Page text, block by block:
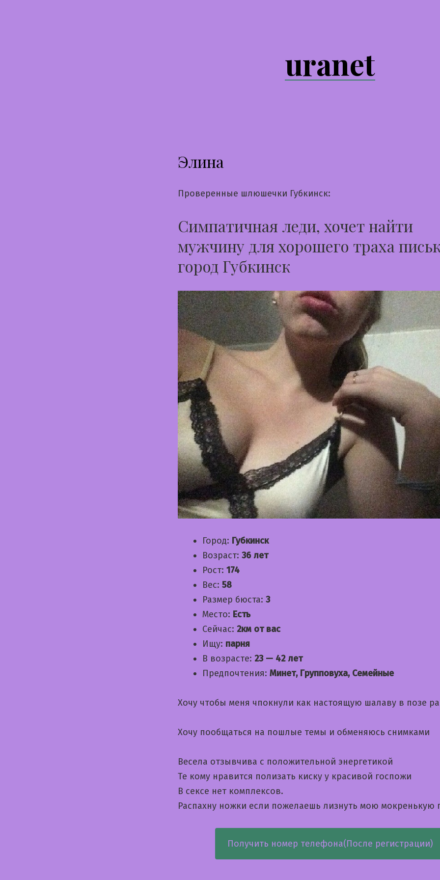
uranet
Элина
Проверенные шлюшечки Губкинск:
Симпатичная леди, хочет найти
мужчину для хорошего траха
город Губкинск
Город: Губкинск
Возраст: 36 лет
Рост: 174
Вес: 58
Размер бюста: 3
Место: Есть
Сейчас: 2км от вас
Ищу: парня
В возрасте: 23 — 42 лет
Предпочтения: Минет, Групповуха, Семейные
Хочу чтобы меня чпокнули как настоящую шалаву в позе
Хочу пообщаться на пошлые темы и обменяюсь снимками
Bесела отзывчива с положительной энергетикой
Те кому нравится полизать киску у красивой госпожи
В сексе нет комплексов.
Распахну ножки если пожелаешь лизнуть мою мокренькую
Получить номер телефона(После регистрации)